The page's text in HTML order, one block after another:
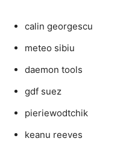
calin georgescu
meteo sibiu
daemon tools
gdf suez
pieriewodtchik
keanu reeves